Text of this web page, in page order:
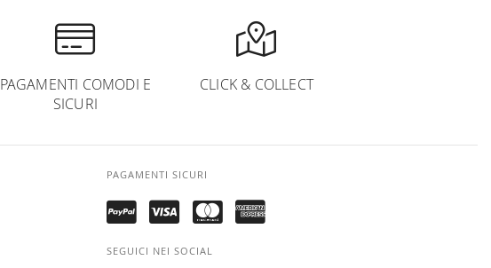
PAGAMENTI COMODI E
SICURI
CLICK & COLLECT
PAGAMENTI SICURI
SEGUICI NEI SOCIAL